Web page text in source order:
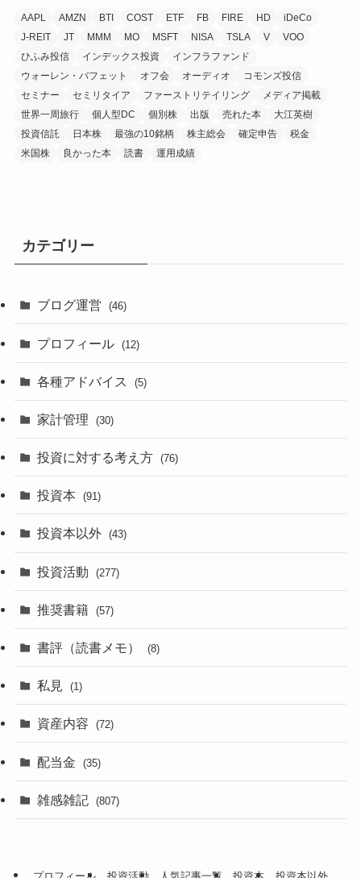
AAPL AMZN BTI COST ETF FB FIRE HD
iDeCo
J-REIT
JT MMM MO MSFT NISA TSLA V
VOO
ひふみ投信
インデックス投資
インフラファンド
ウォーレン・バフェット
オフ会 オーディオ
コモンズ投信
セミナー
セミリタイア ファーストリテイリング
メディア掲載
世界一周旅行
個人型DC 個別株 出版 売れた本
大江英樹
投資信託
日本株 最強の10銘柄 株主総会 確定申告
税金
米国株
良かった本 読書 運用成績
カテゴリー
ブログ運営 (46)
プロフィール (12)
各種アドバイス (5)
家計管理 (30)
投資に対する考え方 (76)
投資本 (91)
投資本以外 (43)
投資活動 (277)
推奨書籍 (57)
書評（読書メモ） (8)
私見 (1)
資産内容 (72)
配当金 (35)
雑感雑記 (807)